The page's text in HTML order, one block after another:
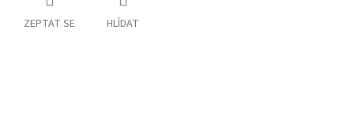
ZEPTAT SE HLÍDAT